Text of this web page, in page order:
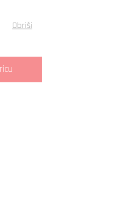
Obriši